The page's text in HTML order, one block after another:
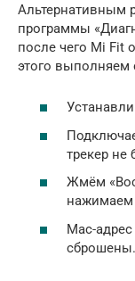
Альтернативным
программы
после чего Mi Fit
этого выполняем
трекер не
Жмём
нажимаем
Mac-
сброшены.